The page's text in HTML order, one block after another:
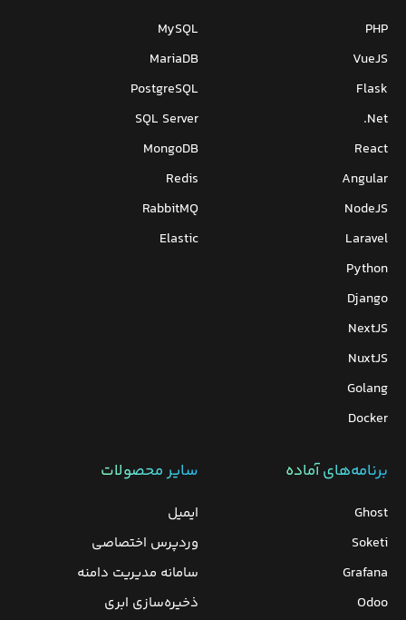
PHP
VueJS
Flask
Net.
React
Angular
NodeJS
Laravel
Python
Django
NextJS
NuxtJS
Golang
Docker
MySQL
MariaDB
PostgreSQL
SQL Server
MongoDB
Redis
RabbitMQ
Elastic
برنامه‌های‌ آماده
Ghost
Soketi
Grafana
Odoo
سایر محصولات
ایمیل
وردپرس‌ اختصاصی
سامانه مدیریت دامنه
ذخیره‌سازی ابری